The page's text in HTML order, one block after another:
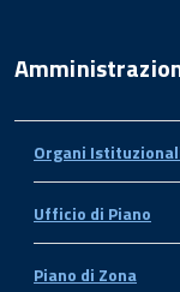
Organi
Ufficio di Piano
Piano di Zona